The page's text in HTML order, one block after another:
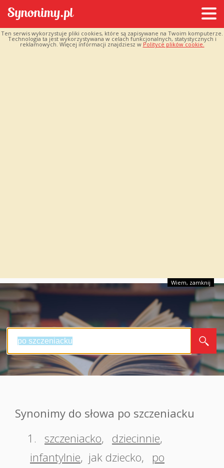
Ten serwis wykorzystuje pliki cookies, które są zapisywane na Twoim komputerze.
Technologia ta jest wykorzystywana w celach funkcjonalnych, statystycznych i
reklamowych. Więcej informacji znajdziesz w Polityce plików cookie.
Wiem, zamknij
Synonimy do słowa po szczeniacku
1.
szczeniacko, dziecinnie,
infantylnie, jak dziecko,
po